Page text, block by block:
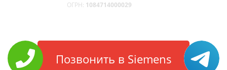
ОГРН: 1084714000029
Позвонить в Siemens